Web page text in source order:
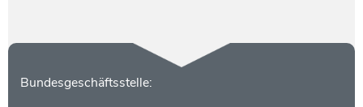
Kontakt
Bundesgeschäftsstelle: